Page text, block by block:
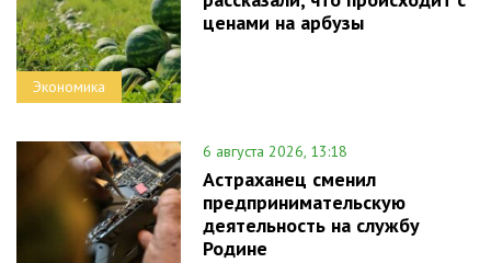
Экономика
ценами на арбузы
6 августа 2026, 13:18
Астраханец сменил
предпринимательскую
деятельность на службу
Родине